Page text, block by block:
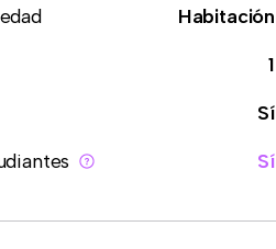
Habitación
1
Sí
Sí